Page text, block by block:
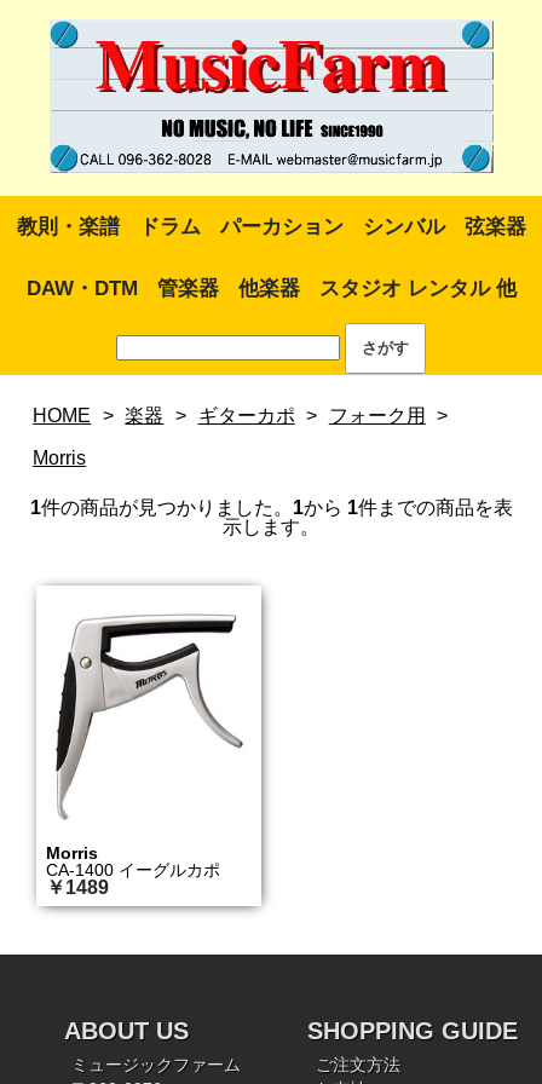
教則・楽譜 ドラム パーカション シンバル 弦楽器
DAW・DTM 管楽器 他楽器 スタジオ レンタル 他
HOME > 楽器 > ギターカポ > フォーク用 >
Morris
1件の商品が見つかりました。 1から 1件までの商品を表
示します。
Morris
CA-1400 イーグルカポ
￥1489
ABOUT US
ミュージックファーム
SHOPPING GUIDE
ご注文方法